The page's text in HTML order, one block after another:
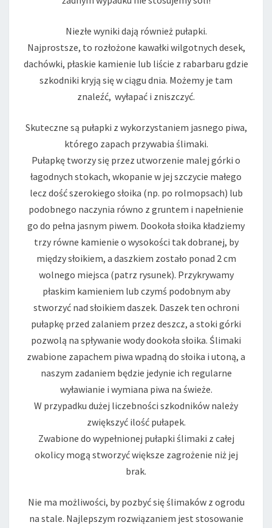
Niezłe wyniki dają również pułapki.
Najprostsze, to rozłożone kawałki wilgotnych desek,
dachówki, płaskie kamienie lub liście z rabarbaru gdzie
szkodniki kryją się w ciągu dnia. Możemy je tam
znaleźć, wyłapać i zniszczyć.
Skuteczne są pułapki z wykorzystaniem jasnego piwa,
którego zapach przywabia ślimaki.
Pułapkę tworzy się przez utworzenie malej górki o
łagodnych stokach, wkopanie w jej szczycie małego
lecz dość szerokiego słoika (np. po rolmopsach) lub
podobnego naczynia równo z gruntem i napełnienie
go do pełna jasnym piwem. Dookoła słoika kładziemy
trzy równe kamienie o wysokości tak dobranej, by
między słoikiem, a daszkiem zostało ponad 2 cm
wolnego miejsca (patrz rysunek). Przykrywamy
płaskim kamieniem lub czymś podobnym aby
stworzyć nad słoikiem daszek. Daszek ten ochroni
pułapkę przed zalaniem przez deszcz, a stoki górki
pozwolą na spływanie wody dookoła słoika. Ślimaki
zwabione zapachem piwa wpadną do słoika i utoną, a
naszym zadaniem będzie jedynie ich regularne
wyławianie i wymiana piwa na świeże.
W przypadku dużej liczebności szkodników należy
zwiększyć ilość pułapek.
Zwabione do wypełnionej pułapki ślimaki z całej
okolicy mogą stworzyć większe zagrożenie niż jej
brak.
Nie ma możliwości, by pozbyć się ślimaków z ogrodu
na stale. Najlepszym rozwiązaniem jest stosowanie